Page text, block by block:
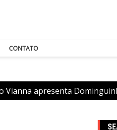
CONTATO
Vianna apresenta